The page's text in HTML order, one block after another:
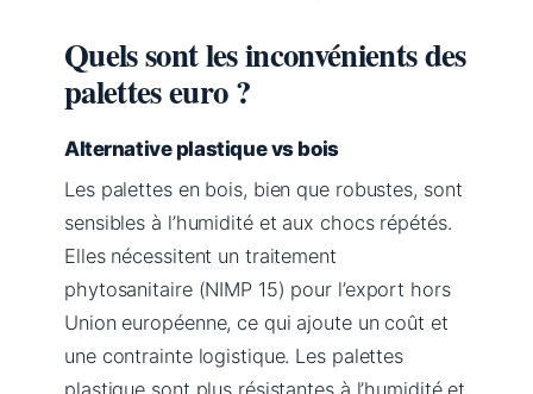
Quels sont les inconvénients des
palettes euro ?
Alternative plastique vs bois
Les palettes en bois, bien que robustes, sont
sensibles à l’humidité et aux chocs répétés.
Elles nécessitent un traitement
phytosanitaire (NIMP 15) pour l’export hors
Union européenne, ce qui ajoute un coût et
une contrainte logistique. Les palettes
plastique sont plus résistantes à l’humidité et